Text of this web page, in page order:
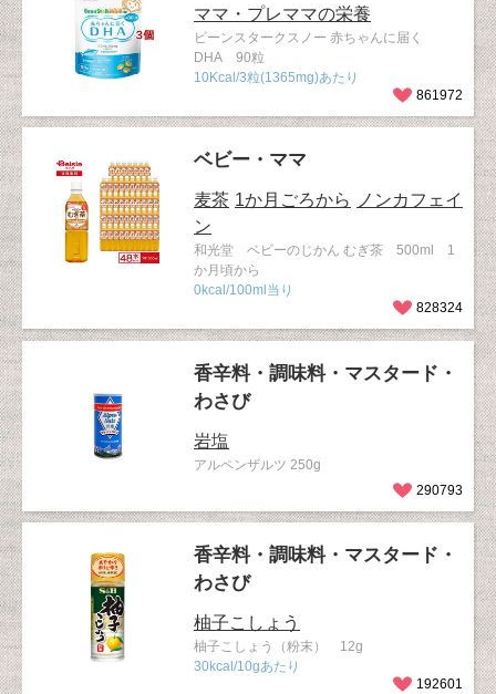
ママ・プレママの栄養
ビーンスタークスノー 赤ちゃんに届く
DHA 90粒
10Kcal/3粒(1365mg)あたり
861972
ベビー・ママ
麦茶 1か月ごろから
ノンカフェイ
ン
和光堂 ベビーのじかん むぎ茶 500ml 1
か月頃から
0kcal/100ml当り
828324
香辛料・調味料・マスタード・
わさび
岩塩
アルペンザルツ 250g
290793
香辛料・調味料・マスタード・
わさび
柚子こしょう
柚子こしょう（粉末） 12g
30kcal/10gあたり
192601